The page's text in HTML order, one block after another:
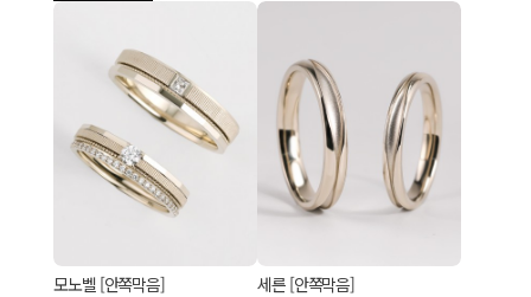
모노벨 [안쪽막음] 세른 [안쪽막음]